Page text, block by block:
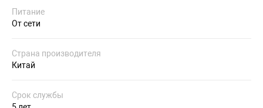
Питание
От сети
Страна производителя
Китай
Срок службы